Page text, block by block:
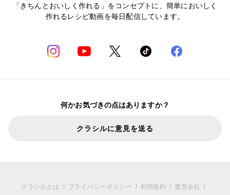
「きちんとおいしく作れる」をコンセプトに、簡単においしく
作れるレシピ動画を毎日配信しています。
何かお気づきの点はありますか？
クラシルに意見を送る
クラシルとは プライバシーポリシー 利用規約
運営会社